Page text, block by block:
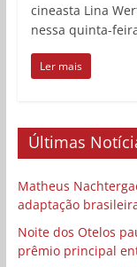
cineasta Lina
nessa quinta-
Ler mais
Últimas
Matheus
adaptação
Noite dos Otelos
prêmio principal